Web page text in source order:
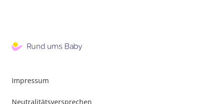
Impressum
Neutralitätsversprechen